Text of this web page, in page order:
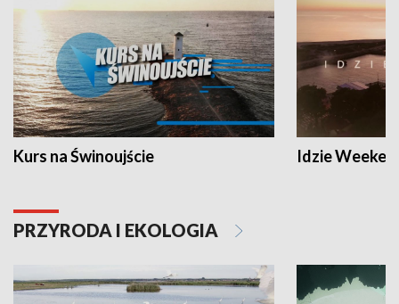
Kurs na Świnoujście Idzie
PRZYRODA I EKOLOGIA